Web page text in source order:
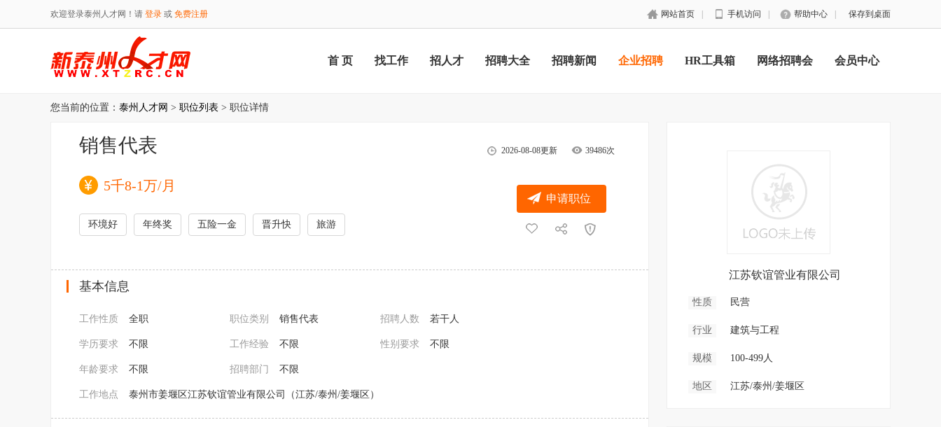
欢迎登录泰州人才网！请 登录 或 免费注册 网站首页 手机访问 帮助中心 保存到桌面
首 页 找工作 招人才 招聘大全 招聘新闻 企业招聘 HR工具箱 网络招聘会 会员中心
您当前的位置： 泰州人才网 > 职位列表 > 职位详情
2026-08-08更新 39486次
销售代表
5千8-1万/月
环境好 年终奖 五险一金 晋升快 旅游
申请职位
基本信息
工作性质 全职 职位类别 销售代表 招聘人数 若干人
学历要求 不限 工作经验 不限 性别要求 不限
年龄要求 不限 招聘部门 不限
工作地点 泰州市姜堰区江苏钦谊管业有限公司（江苏/泰州/姜堰区）
江苏钦谊管业有限公司
性质 民营
行业 建筑与工程
规模 100-499人
地区 江苏/泰州/姜堰区